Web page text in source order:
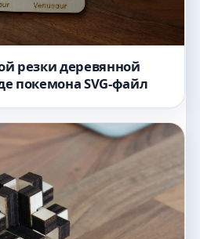
резки деревянной
покемона SVG-файл